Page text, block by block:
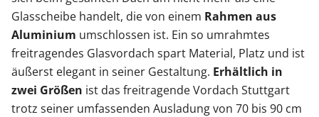
Glasscheibe handelt, die von einem Rahmen aus
Aluminium umschlossen ist. Ein so umrahmtes
freitragendes Glasvordach spart Material, Platz und ist
äußerst elegant in seiner Gestaltung. Erhältlich in
zwei Größen ist das freitragende Vordach Stuttgart
trotz seiner umfassenden Ausladung von 70 bis 90 cm